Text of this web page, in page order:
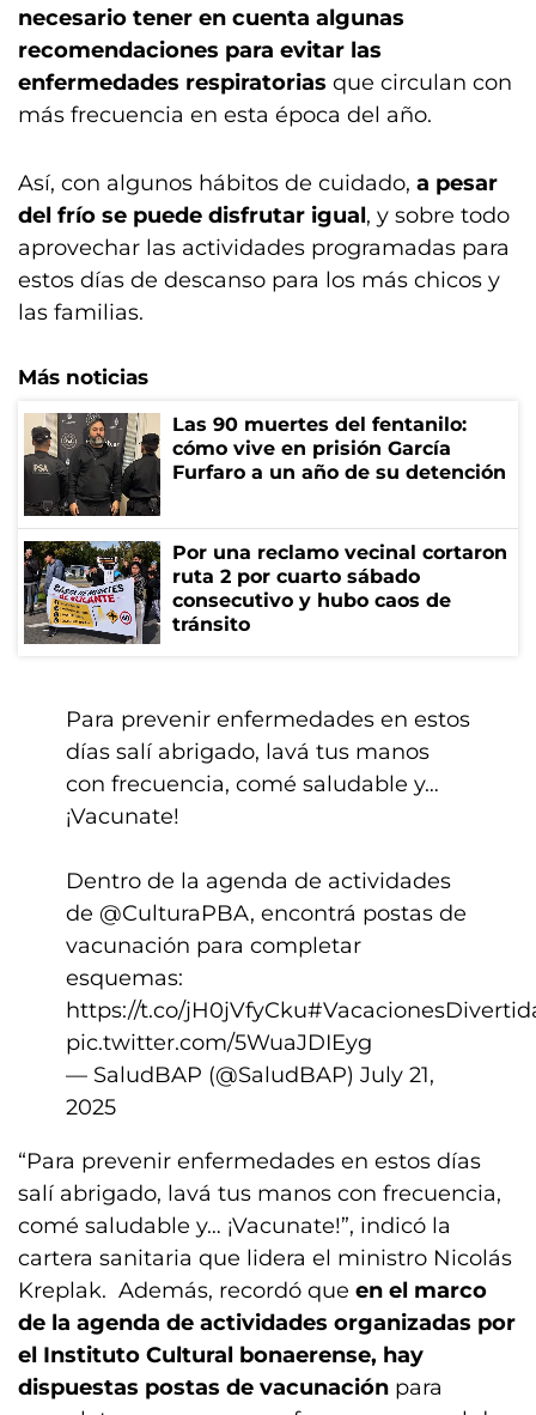
necesario tener en cuenta algunas
recomendaciones para evitar las
enfermedades respiratorias que circulan con
más frecuencia en esta época del año.
Así, con algunos hábitos de cuidado, a pesar
del frío se puede disfrutar igual, y sobre todo
aprovechar las actividades programadas para
estos días de descanso para los más chicos y
las familias.
Más noticias
Las 90 muertes del fentanilo:
cómo vive en prisión García
Furfaro a un año de su detención
Por una reclamo vecinal cortaron
ruta 2 por cuarto sábado
consecutivo y hubo caos de
tránsito
Para prevenir enfermedades en estos
días salí abrigado, lavá tus manos
con frecuencia, comé saludable y…
¡Vacunate!
Dentro de la agenda de actividades
de @CulturaPBA, encontrá postas de
vacunación para completar
esquemas:
https://t.co/jH0jVfyCku
pic.twitter.com/5WuaJDIEyg
— SaludBAP (@SaludBAP) July 21,
2025
“Para prevenir enfermedades en estos días
salí abrigado, lavá tus manos con frecuencia,
comé saludable y… ¡Vacunate!”, indicó la
cartera sanitaria que lidera el ministro Nicolás
Kreplak. Además, recordó que en el marco
de la agenda de actividades organizadas por
el Instituto Cultural bonaerense, hay
dispuestas postas de vacunación para